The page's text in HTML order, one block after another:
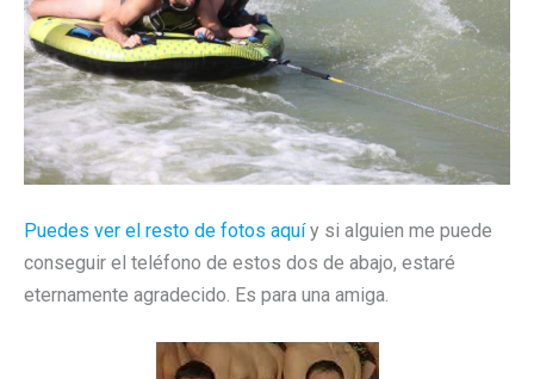
Puedes ver el resto de fotos aquíy si alguien me puede
conseguir el teléfono de estos dos de abajo, estaré
eternamente agradecido. Es para una amiga.